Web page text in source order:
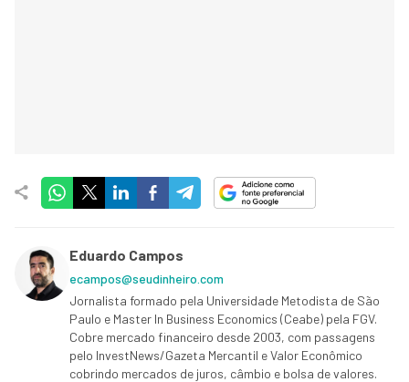
Eduardo Campos
ecampos@seudinheiro.com
Jornalista formado pela Universidade Metodista de São
Paulo e Master In Business Economics (Ceabe) pela FGV.
Cobre mercado financeiro desde 2003, com passagens
pelo InvestNews/Gazeta Mercantil e Valor Econômico
cobrindo mercados de juros, câmbio e bolsa de valores.